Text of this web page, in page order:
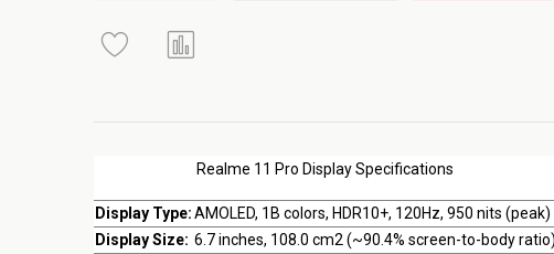
Realme 11 Pro Display Specifications
Display Type:AMOLED, 1B colors, HDR10+, 120Hz, 950 nits (peak)
Display Size: 6.7 inches, 108.0 cm2 (~90.4% screen-to-body ratio)